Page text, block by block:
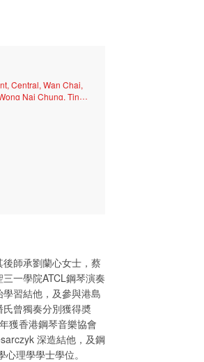
Central, Wan Chai,
Nai Chung, Tin
Central District,
師承劉蘭心女士，蔡
一學院ATCL鋼琴演奏
習結他，及參與港島
曾獨奏分別獲得奬
獲香港鋼琴音樂協會
深造結他，及鋼
理學學士學位。